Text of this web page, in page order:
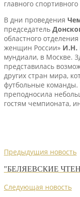
главного
В дни проведения
председатель
областного
женщин России» И.Н.
мундиали, в Москве.
представилась
других стран мира,
футбольные
преподносила
гостям чемпионата,
Предыдущия новость
"БЕЛЯЕВСКИЕ
Следующая новость